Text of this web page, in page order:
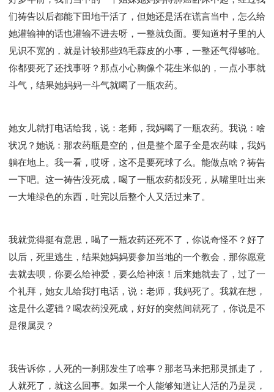
们祷告以后都能下田地干活了，但她还是活在谎言当中，怎么给
她灌输神的话也灌输不进去呀，一整就负面。要知道村子里的人
见识不宽的，就是计较那些鸡毛蒜皮的小事，一整还气得够呛。
你都要死了还找事呀？那点小心胸像个花生米似的，一点小事就
斗气，结果她妈妈一斗气就喝了一瓶农药。
她女儿就打电话给我，说：老师，我妈喝了一瓶农药。我说：啥
状况？她说：那农药瓶是空的，但是整个屋子全是农药味，我妈
躺在地上。我一看，哎呀，这不是要死球了么。能做点啥？祷告
一下吧。这一祷告没死成，喝了一瓶农药都没死，从嘴里吐出来
一大堆绿色的东西，吐完以后整个人又活过来了。
我就觉得挺有意思，喝了一瓶农药还死不了，你说奇怪不？好了
以后，死里逃生，结果她妈妈要参加当地的一个教会，那你愿意
去就去呗，你要么给神爱，要么给神滚！后来她就去了，过了一
个礼拜，她女儿给我打电话，说：老师，我妈死了。我就在想，
这是什么逻辑？喝农药没死成，好好的突然间就死了，你说是不
是很属灵？
我告诉你，人死的一刹那发生了啥事？那老马来把那灵抓走了，
人就死了，就这么回事。如果一个人能够知道让人活的乃是灵，